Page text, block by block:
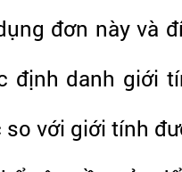
đơn này và
định danh giới
với giới tính